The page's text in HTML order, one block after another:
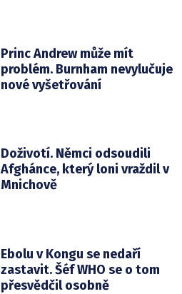
Princ Andrew může mít
problém. Burnham nevylučuje
nové vyšetřování
Doživotí. Němci odsoudili
Afghánce, který loni vraždil v
Mnichově
Ebolu v Kongu se nedaří
zastavit. Šéf WHO se o tom
přesvědčil osobně